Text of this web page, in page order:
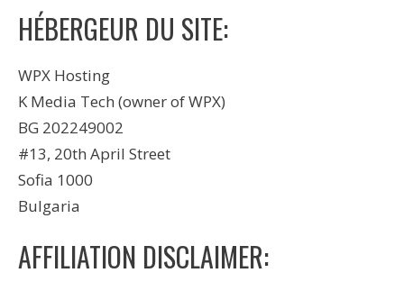
HÉBERGEUR DU SITE:
WPX Hosting
K Media Tech (owner of WPX)
BG 202249002
#13, 20th April Street
Sofia 1000
Bulgaria
AFFILIATION DISCLAIMER: